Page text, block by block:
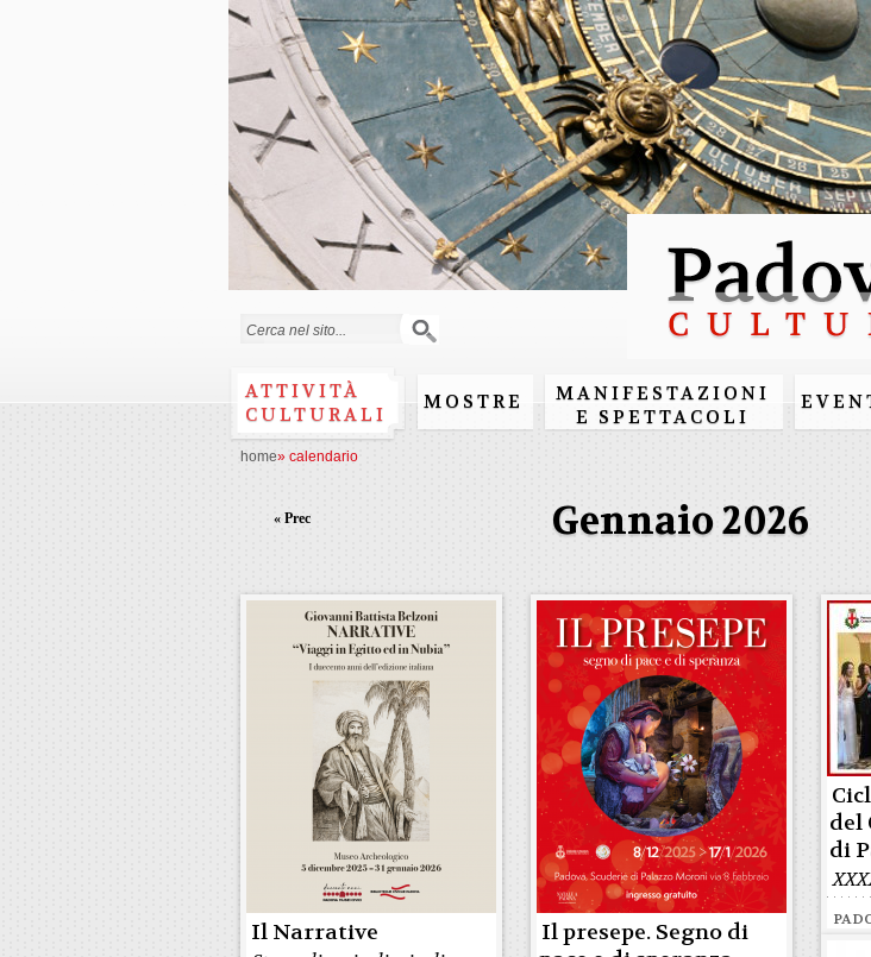
Salta al
contenuto
principale
Form di ricerca
ATTIVITÀ
CULTURALI
MOSTRE
MANIFESTAZIONI
E SPETTACOLI
home» calendario
Gennaio 2026
« Prec
Il Narrative
Il presepe. Segno di
del
di